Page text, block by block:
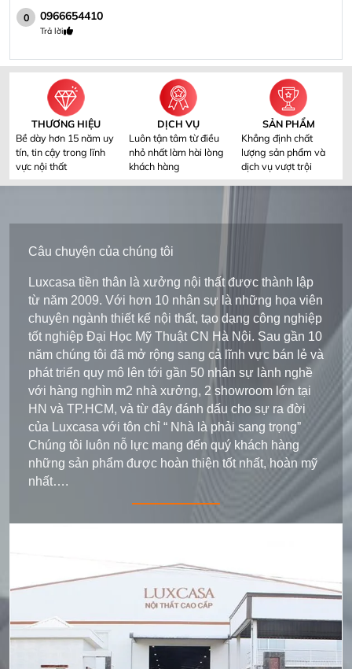
0 0966654410
Trả lời
THƯƠNG HIỆU
Bề dày hơn 15 năm uy
tín, tin cậy trong lĩnh
vực nội thất
DỊCH VỤ
Luôn tận tâm từ điều
nhỏ nhất làm hài lòng
khách hàng
SẢN PHẨM
Khẳng định chất
lượng sản phẩm và
dịch vụ vượt trội
Câu chuyện của chúng tôi
Luxcasa tiền thân là xưởng nội thất được thành lập
từ năm 2009. Với hơn 10 nhân sự là những họa viên
chuyên ngành thiết kế nội thất, tạo dạng công nghiệp
tốt nghiệp Đại Học Mỹ Thuật CN Hà Nội. Sau gần 10
năm chúng tôi đã mở rộng sang cả lĩnh vực bán lẻ và
phát triển quy mô lên tới gần 50 nhân sự lành nghề
với hàng nghìn m2 nhà xưởng, 2 showroom lớn tại
HN và TP.HCM, và từ đây đánh dấu cho sự ra đời
của Luxcasa với tôn chỉ “ Nhà là phải sang trọng”
Chúng tôi luôn nỗ lực mang đến quý khách hàng
những sản phẩm được hoàn thiện tốt nhất, hoàn mỹ
nhất….